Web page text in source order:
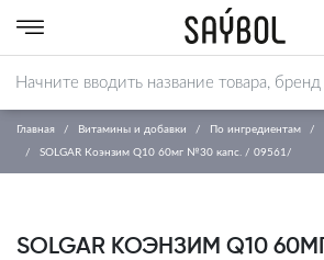
Главная Витамины и добавки По ингредиентам
SOLGAR Коэнзим Q10 60мг №30 капс. / 09561/
SOLGAR КОЭНЗИМ Q10